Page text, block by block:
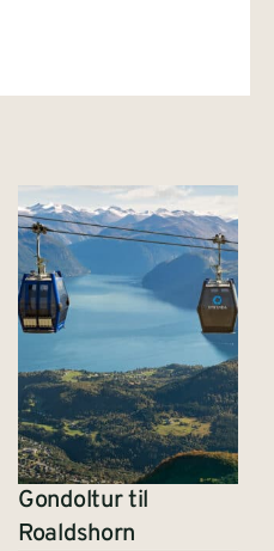
Gondoltur til
Roaldshorn